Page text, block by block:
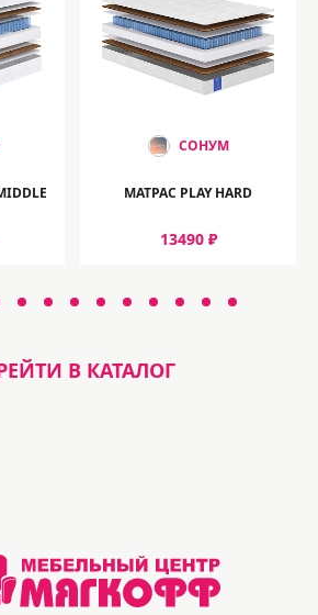
СОНУМ
МАТРАС PLAY HARD
13490 ₽
В КАТАЛОГ